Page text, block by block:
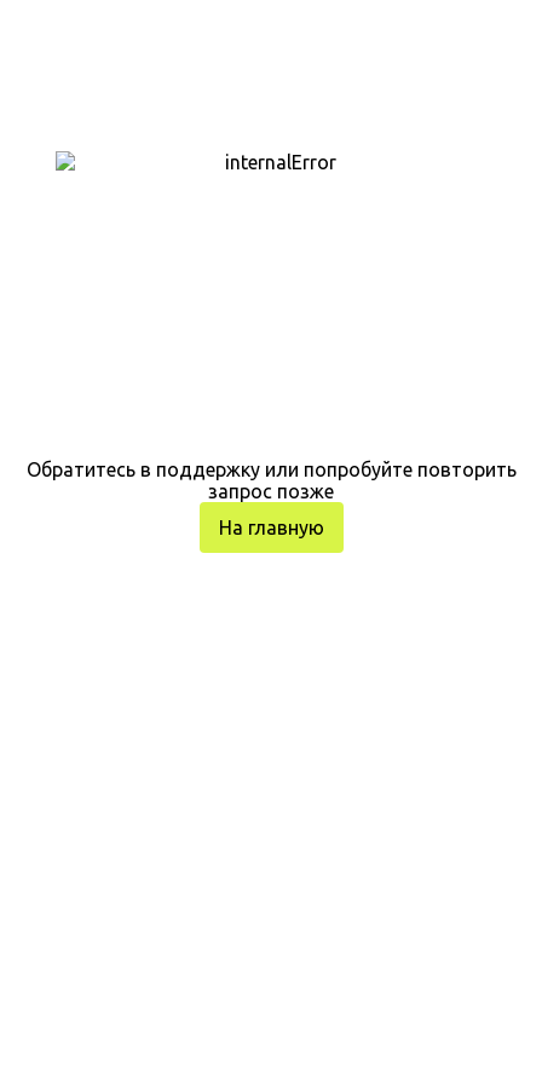
Обратитесь в поддержку или попробуйте повторить
запрос позже
На главную